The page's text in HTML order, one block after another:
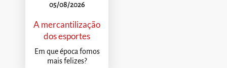
05/08/2026
A mercantilização
dos esportes
Em que época fomos
mais felizes?